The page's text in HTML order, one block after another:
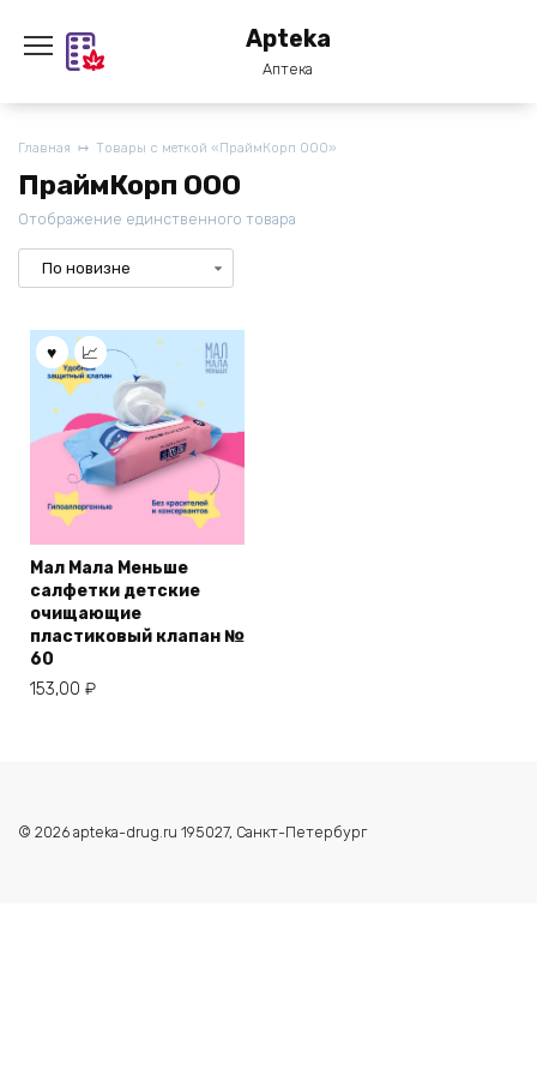
содержанию
Apteka
Аптека
Главная Товары с меткой «ПраймКорп ООО»
ПраймКорп ООО
Отображение единственного товара
Мал Мала Меньше
салфетки детские
очищающие
пластиковый клапан №
60
153,00 ₽
© 2026 apteka-drug.ru 195027, Санкт-Петербург